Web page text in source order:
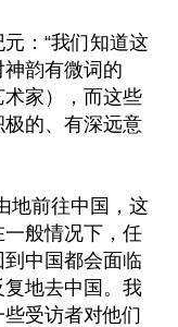
：“我们知道这
韵有微词的
家），而这些
的、有深远意
地前往中国，这
般情况下，任
中国都会面临
地去中国。我
受访者对他们